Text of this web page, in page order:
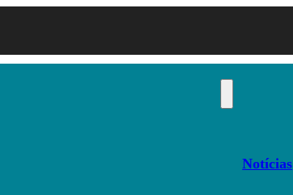
Notícias